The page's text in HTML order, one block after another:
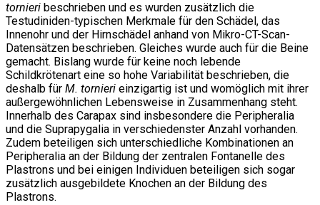
tornieri beschrieben und es wurden zusätzlich die
Testudiniden-typischen Merkmale für den Schädel, das
Innenohr und der Hirnschädel anhand von Mikro-CT-Scan-
Datensätzen beschrieben. Gleiches wurde auch für die Beine
gemacht. Bislang wurde für keine noch lebende
Schildkrötenart eine so hohe Variabilität beschrieben, die
deshalb für M. tornieri einzigartig ist und womöglich mit ihrer
außergewöhnlichen Lebensweise in Zusammenhang steht.
Innerhalb des Carapax sind insbesondere die Peripheralia
und die Suprapygalia in verschiedenster Anzahl vorhanden.
Zudem beteiligen sich unterschiedliche Kombinationen an
Peripheralia an der Bildung der zentralen Fontanelle des
Plastrons und bei einigen Individuen beteiligen sich sogar
zusätzlich ausgebildete Knochen an der Bildung des
Plastrons.